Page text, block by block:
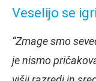
Veselijo se
“Zmage smo
je nismo